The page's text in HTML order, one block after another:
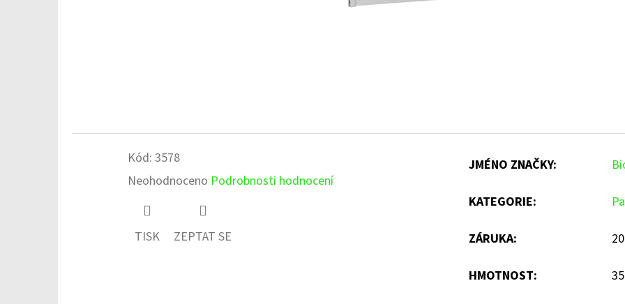
Kód: 3578
Průměrné
hodnocení
Neohodnoceno Podrobnosti hodnocení
TISK ZEPTAT SE
JMÉNO ZNAČKY:
KATEGORIE:
ZÁRUKA:
HMOTNOST: